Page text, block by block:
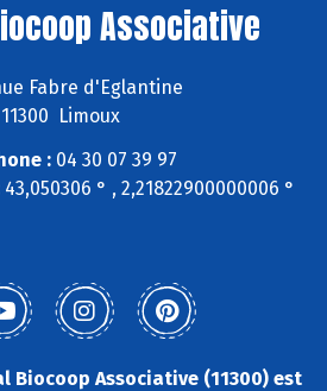
Associative
Fabre d'Eglantine
11300 Limoux
:04 30 07 39 97
43,050306 ° , 2,21822900000006 °
Biocoop Associative (11300) est